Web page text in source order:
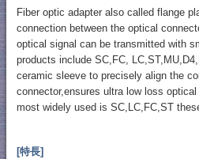
Fiber optic adapter also called flange
connection between the optical
optical signal can be transmitted with
products include SC,FC,
ceramic sleeve to precisely align the
connector,ensures ultra low loss
most widely used is SC,LC,FC,ST
[特長]